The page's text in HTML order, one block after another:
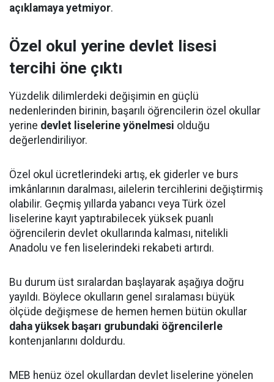
açıklamaya yetmiyor.
Özel okul yerine devlet lisesi
tercihi öne çıktı
Yüzdelik dilimlerdeki değişimin en güçlü
nedenlerinden birinin, başarılı öğrencilerin özel okullar
yerine devlet liselerine yönelmesi olduğu
değerlendiriliyor.
Özel okul ücretlerindeki artış, ek giderler ve burs
imkânlarının daralması, ailelerin tercihlerini değiştirmiş
olabilir. Geçmiş yıllarda yabancı veya Türk özel
liselerine kayıt yaptırabilecek yüksek puanlı
öğrencilerin devlet okullarında kalması, nitelikli
Anadolu ve fen liselerindeki rekabeti artırdı.
Bu durum üst sıralardan başlayarak aşağıya doğru
yayıldı. Böylece okulların genel sıralaması büyük
ölçüde değişmese de hemen hemen bütün okullar
daha yüksek başarı grubundaki öğrencilerle
kontenjanlarını doldurdu.
MEB henüz özel okullardan devlet liselerine yönelen